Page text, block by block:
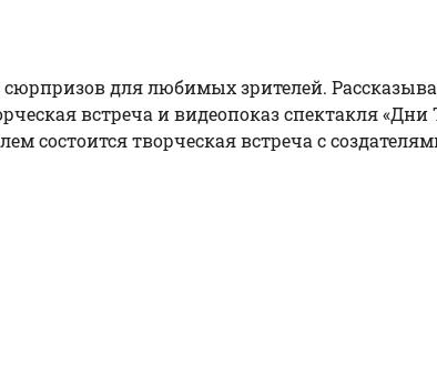
для любимых зрителей.
встреча и видеопоказ спектакля
состоится творческая встреча с